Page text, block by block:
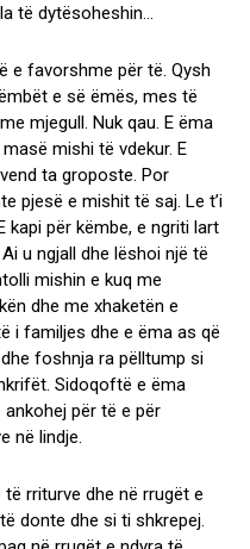
të dytësoheshin…
e favorshme për të. Qysh
e së ëmës, mes të
mjegull. Nuk qau. E ëma
mishi të vdekur. E
ta groposte. Por
pjesë e mishit të saj. Le t’i
kapi për këmbe, e ngriti lart
u ngjall dhe lëshoi një të
mishin e kuq me
dhe me xhaketën e
i familjes dhe e ëma as që
foshnja ra pëlltump si
Sidoqoftë e ëma
ankohej për të e për
në lindje.
rriturve dhe në rrugët e
donte dhe si ti shkrepej.